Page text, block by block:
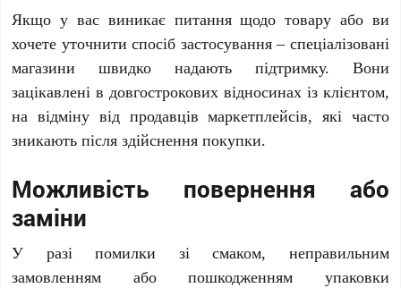
Якщо у вас виникає питання щодо товару або ви
хочете уточнити спосіб застосування – спеціалізовані
магазини швидко надають підтримку. Вони
зацікавлені в довгострокових відносинах із клієнтом,
на відміну від продавців маркетплейсів, які часто
зникають після здійснення покупки.
Можливість повернення або
заміни
У разі помилки зі смаком, неправильним
замовленням або пошкодженням упаковки